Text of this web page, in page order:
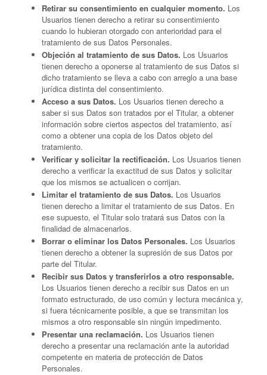
Retirar su consentimiento en cualquier momento. Los
Usuarios tienen derecho a retirar su consentimiento
cuando lo hubieran otorgado con anterioridad para el
tratamiento de sus Datos Personales.
Objeción al tratamiento de sus Datos. Los Usuarios
tienen derecho a oponerse al tratamiento de sus Datos si
dicho tratamiento se lleva a cabo con arreglo a una base
jurídica distinta del consentimiento.
Acceso a sus Datos. Los Usuarios tienen derecho a
saber si sus Datos son tratados por el Titular, a obtener
información sobre ciertos aspectos del tratamiento, así
como a obtener una copia de los Datos objeto del
tratamiento.
Verificar y solicitar la rectificación. Los Usuarios tienen
derecho a verificar la exactitud de sus Datos y solicitar
que los mismos se actualicen o corrijan.
Limitar el tratamiento de sus Datos. Los Usuarios
tienen derecho a limitar el tratamiento de sus Datos. En
ese supuesto, el Titular solo tratará sus Datos con la
finalidad de almacenarlos.
Borrar o eliminar los Datos Personales. Los Usuarios
tienen derecho a obtener la supresión de sus Datos por
parte del Titular.
Recibir sus Datos y transferirlos a otro responsable.
Los Usuarios tienen derecho a recibir sus Datos en un
formato estructurado, de uso común y lectura mecánica y,
si fuera técnicamente posible, a que se transmitan los
mismos a otro responsable sin ningún impedimento.
Presentar una reclamación. Los Usuarios tienen
derecho a presentar una reclamación ante la autoridad
competente en materia de protección de Datos
Personales.